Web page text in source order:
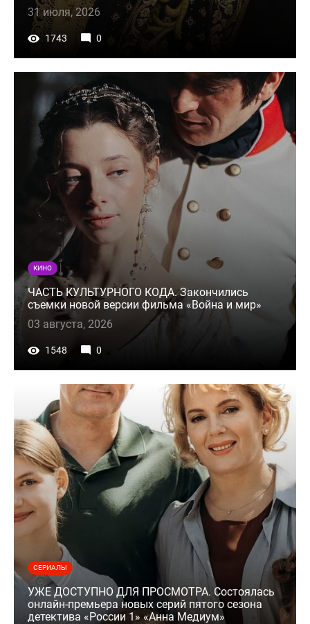
31 июля, 2026
1743 0
КИНО
ЧАСТЬ КУЛЬТУРНОГО КОДА. Закончились
съемки новой версии фильма «Война и мир»
03 августа, 2026
1548 0
СЕРИАЛЫ
УЖЕ ДОСТУПНО ДЛЯ ПРОСМОТРА. Состоялась
онлайн-премьера новых серий пятого сезона
детектива «России 1» «Анна Медиум»